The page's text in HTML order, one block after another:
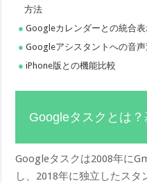
方法
Googleカレンダーとの統合
Googleアシスタントへの音
iPhone版との機能比較
Googleタスクとは
Googleタスクは2008年に
し、2018年に独立したス